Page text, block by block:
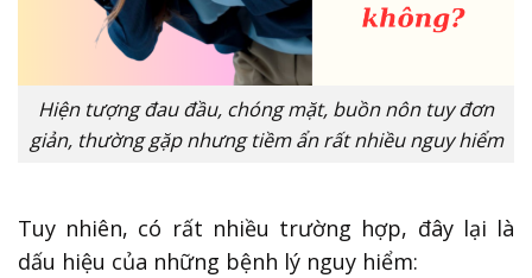
Hiện tượng đau đầu, chóng mặt, buồn nôn tuy đơn
giản, thường gặp nhưng tiềm ẩn rất nhiều nguy hiểm
Tuy nhiên, có rất nhiều trường hợp, đây lại là
dấu hiệu của những bệnh lý nguy hiểm: